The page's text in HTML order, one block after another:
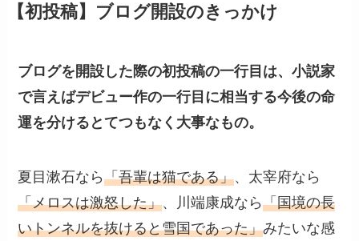
【初投稿】ブログ開設のきっかけ
ブログを開設した際の初投稿の一行目は、小説家
で言えばデビュー作の一行目に相当する今後の命
運を分けるとてつもなく大事なもの。
夏目漱石なら「吾輩は猫である」、太宰府なら
「メロスは激怒した」、川端康成なら「国境の長
いトンネルを抜けると雪国であった」みたいな感